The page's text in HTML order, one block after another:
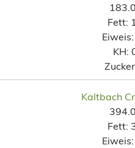
Fett:
Eiweis:
KH:
Kaltbach
Fett:
Eiweis: